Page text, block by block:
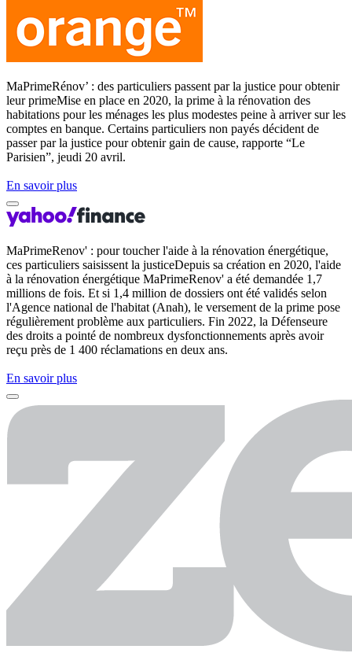
MaPrimeRénov’ : des particuliers passent par la justice pour obtenir
leur primeMise en place en 2020, la prime à la rénovation des
habitations pour les ménages les plus modestes peine à arriver sur les
comptes en banque. Certains particuliers non payés décident de
passer par la justice pour obtenir gain de cause, rapporte “Le
Parisien”, jeudi 20 avril.
En savoir plus
MaPrimeRenov' : pour toucher l'aide à la rénovation énergétique,
ces particuliers saisissent la justiceDepuis sa création en 2020, l'aide
à la rénovation énergétique MaPrimeRenov' a été demandée 1,7
millions de fois. Et si 1,4 million de dossiers ont été validés selon
l'Agence national de l'habitat (Anah), le versement de la prime pose
régulièrement problème aux particuliers. Fin 2022, la Défenseure
des droits a pointé de nombreux dysfonctionnements après avoir
reçu près de 1 400 réclamations en deux ans.
En savoir plus